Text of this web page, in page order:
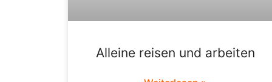
Alleine reisen und arbeiten